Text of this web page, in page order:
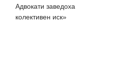
Адвокати заведоха
колективен иск»